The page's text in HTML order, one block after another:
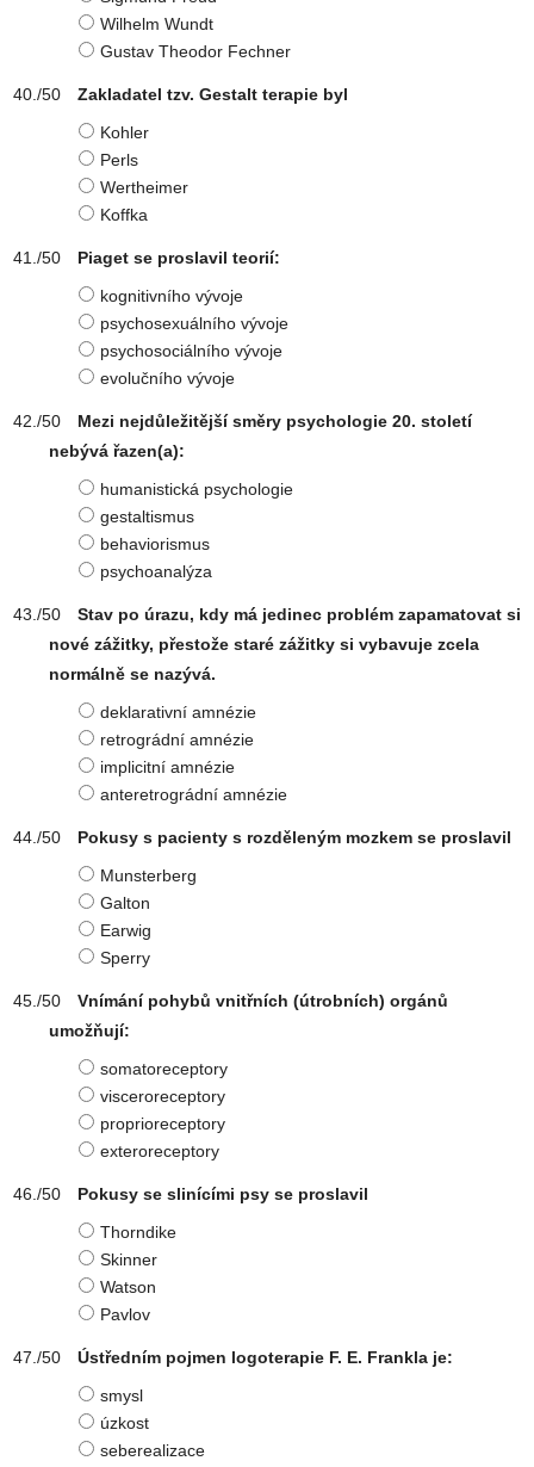
Wilhelm Wundt
Gustav Theodor Fechner
Zakladatel tzv. Gestalt terapie byl
Kohler
Perls
Wertheimer
Koffka
Piaget se proslavil teorií:
kognitivního vývoje
psychosexuálního vývoje
psychosociálního vývoje
evolučního vývoje
Mezi nejdůležitější směry psychologie 20. století
nebývá řazen(a):
humanistická psychologie
gestaltismus
behaviorismus
psychoanalýza
Stav po úrazu, kdy má jedinec problém zapamatovat si
nové zážitky, přestože staré zážitky si vybavuje zcela
normálně se nazývá.
deklarativní amnézie
retrográdní amnézie
implicitní amnézie
anteretrográdní amnézie
Pokusy s pacienty s rozděleným mozkem se proslavil
Munsterberg
Galton
Earwig
Sperry
Vnímání pohybů vnitřních (útrobních) orgánů
umožňují:
somatoreceptory
visceroreceptory
proprioreceptory
exteroreceptory
Pokusy se slinícími psy se proslavil
Thorndike
Skinner
Watson
Pavlov
Ústředním pojmen logoterapie F. E. Frankla je:
smysl
úzkost
seberealizace